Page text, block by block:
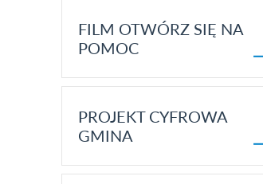
FILM OTWÓRZ SIĘ NA
POMOC
PROJEKT CYFROWA
GMINA